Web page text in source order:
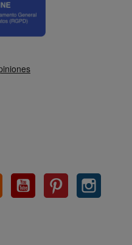
Rss YouTubePinterest